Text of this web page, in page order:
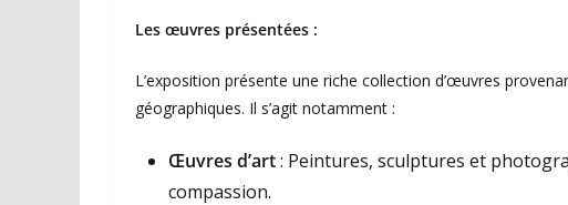
Les œuvres présentées :
L’exposition présente une riche collection d’œuvres
géographiques. Il s’agit notamment :
Œuvres d’art: Peintures, sculptures et
compassion.